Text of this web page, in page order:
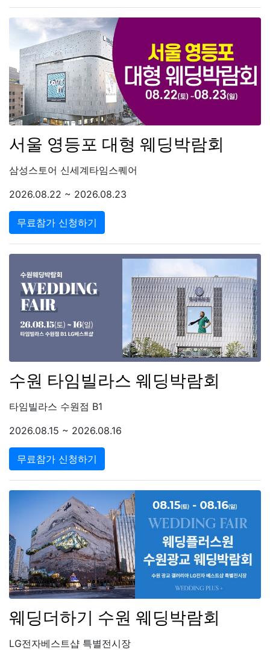
서울 영등포 대형 웨딩박람회
삼성스토어 신세계타임스퀘어
2026.08.22 ~ 2026.08.23
무료참가 신청하기
수원 타임빌라스 웨딩박람회
타임빌라스 수원점 B1
2026.08.15 ~ 2026.08.16
무료참가 신청하기
웨딩더하기 수원 웨딩박람회
LG전자베스트샵 특별전시장